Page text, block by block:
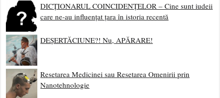
DICȚIONARUL COINCIDENȚELOR – Cine sunt iudeii
care ne-au influențat țara în istoria recentă
DEȘERTĂCIUNE?! Nu, APĂRARE!
Resetarea Medicinei sau Resetarea Omenirii prin
Nanotehnologie